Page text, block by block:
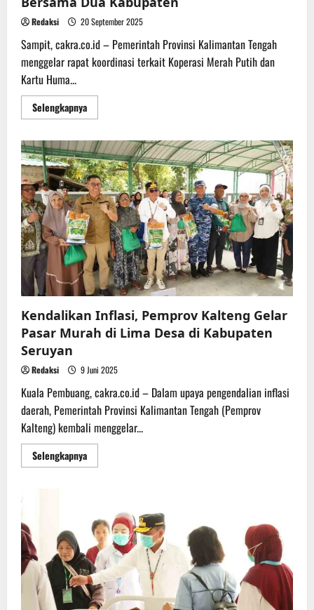
Redaksi 20 September 2025
Sampit, cakra.co.id – Pemerintah Provinsi Kalimantan Tengah
menggelar rapat koordinasi terkait Koperasi Merah Putih dan
Kartu Huma...
SelengkapnyaRead
more
Kalteng
Gelar
Rakor
Percepatan
Operasional
Koperasi
Merah
Putih
Bersama
Dua
Kabupaten
Kendalikan Inflasi, Pemprov Kalteng Gelar
Pasar Murah di Lima Desa di Kabupaten
Seruyan
Redaksi 9 Juni 2025
Kuala Pembuang, cakra.co.id – Dalam upaya pengendalian inflasi
daerah, Pemerintah Provinsi Kalimantan Tengah (Pemprov
Kalteng) kembali menggelar...
SelengkapnyaRead
more
Kalteng
Gelar
Pasar
Murah
di
Lima
Desa
di
Kabupaten
Seruyan